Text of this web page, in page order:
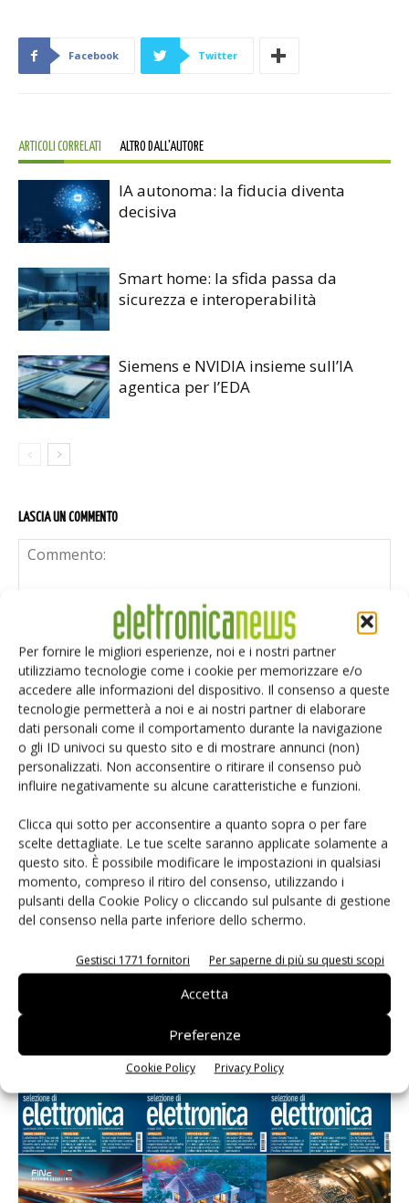
Per fornire le migliori esperienze, noi e i nostri partner
utilizziamo tecnologie come i cookie per memorizzare e/o
accedere alle informazioni del dispositivo. Il consenso a queste
tecnologie permetterà a noi e ai nostri partner di elaborare
dati personali come il comportamento durante la navigazione
o gli ID univoci su questo sito e di mostrare annunci (non)
personalizzati. Non acconsentire o ritirare il consenso può
influire negativamente su alcune caratteristiche e funzioni.
Clicca qui sotto per acconsentire a quanto sopra o per fare
scelte dettagliate. Le tue scelte saranno applicate solamente a
questo sito. È possibile modificare le impostazioni in qualsiasi
momento, compreso il ritiro del consenso, utilizzando i
pulsanti della Cookie Policy o cliccando sul pulsante di gestione
del consenso nella parte inferiore dello schermo.
Gestisci 1771 fornitori Per saperne di più su questi scopi
Accetta
Preferenze
Cookie Policy Privacy Policy
Facebook Twitter
ARTICOLI CORRELATI ALTRO DALL'AUTORE
IA autonoma: la fiducia diventa
decisiva
Smart home: la sfida passa da
sicurezza e interoperabilità
Siemens e NVIDIA insieme sull’IA
agentica per l’EDA
LASCIA UN COMMENTO
Salva il mio nome, email e sito web in questo browser per i
prossimi commenti.
Selezione di elettronica